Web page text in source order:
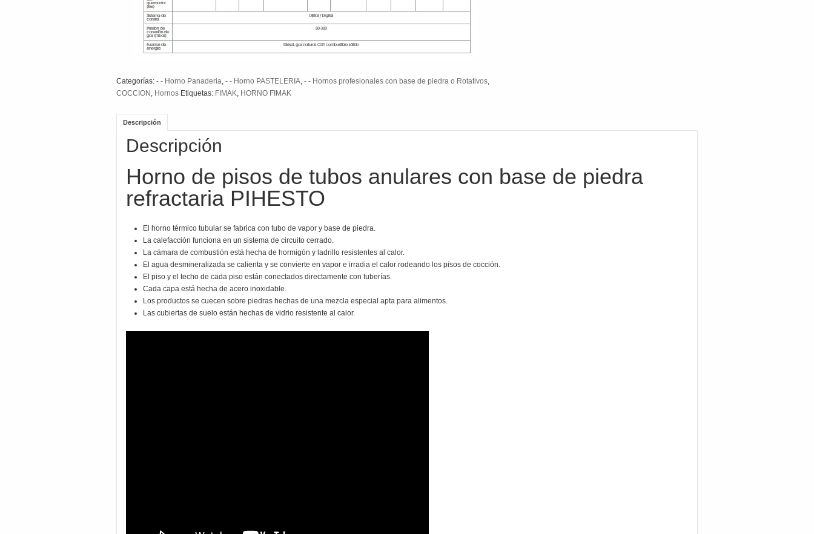
Categorías: - - Horno Panaderia - - Horno PASTELERIA - - Hornos profesionales con base de piedra o Rotativos
COCCION Hornos Etiquetas: FIMAK HORNO FIMAK
Descripción
Descripción
Horno de pisos de tubos anulares con base de piedra
refractaria PIHESTO
El horno térmico tubular se fabrica con tubo de vapor y base de piedra.
La calefacción funciona en un sistema de circuito cerrado.
La cámara de combustión está hecha de hormigón y ladrillo resistentes al calor.
El agua desmineralizada se calienta y se convierte en vapor e irradia el calor rodeando los pisos de cocción.
El piso y el techo de cada piso están conectados directamente con tuberías.
Cada capa está hecha de acero inoxidable.
Los productos se cuecen sobre piedras hechas de una mezcla especial apta para alimentos.
Las cubiertas de suelo están hechas de vidrio resistente al calor.